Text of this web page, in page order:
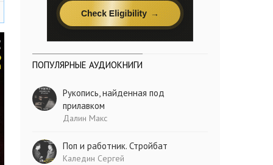
ПОПУЛЯРНЫЕ АУДИОКНИГИ
Рукопись, найденная под
прилавком
Далин Макс
Поп и работник. Стройбат
Каледин Сергей